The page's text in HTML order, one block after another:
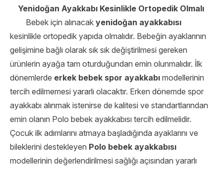
Yenidoğan Ayakkabı Kesinlikle Ortopedik Olmalı
Bebek için alınacak yenidoğan ayakkabısı
kesinlikle ortopedik yapıda olmalıdır. Bebeğin ayaklarının
gelişimine bağlı olarak sık sık değiştirilmesi gereken
ürünlerin ayağa tam oturduğundan emin olunmalıdır. İlk
dönemlerde erkek bebek spor ayakkabı modellerinin
tercih edilmemesi yararlı olacaktır. Erken dönemde spor
ayakkabı alınmak istenirse de kalitesi ve standartlarından
emin olanın Polo bebek ayakkabısı tercih edilmelidir.
Çocuk ilk adımlarını atmaya başladığında ayaklarını ve
bileklerini destekleyen Polo bebek ayakkabısı
modellerinin değerlendirilmesi sağlığı açısından yararlı